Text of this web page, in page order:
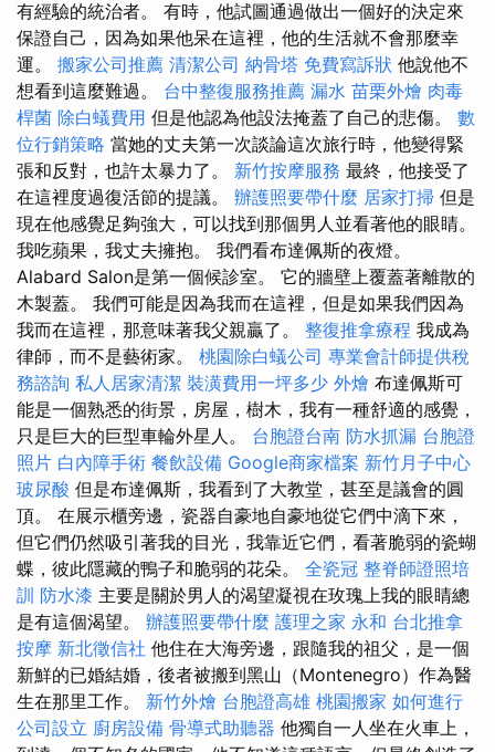
有經驗的統治者。 有時，他試圖通過做出一個好的決定來
保證自己，因為如果他呆在這裡，他的生活就不會那麼幸
運。 搬家公司推薦 清潔公司 納骨塔 免費寫訴狀 他說他不
想看到這麼難過。 台中整復服務推薦 漏水 苗栗外燴 肉毒
桿菌 除白蟻費用 但是他認為他設法掩蓋了自己的悲傷。 數
位行銷策略 當她的丈夫第一次談論這次旅行時，他變得緊
張和反對，也許太暴力了。 新竹按摩服務 最終，他接受了
在這裡度過復活節的提議。 辦護照要帶什麼 居家打掃 但是
現在他感覺足夠強大，可以找到那個男人並看著他的眼睛。
我吃蘋果，我丈夫擁抱。 我們看布達佩斯的夜燈。
Alabard Salon是第一個候診室。 它的牆壁上覆蓋著離散的
木製蓋。 我們可能是因為我而在這裡，但是如果我們因為
我而在這裡，那意味著我父親贏了。 整復推拿療程 我成為
律師，而不是藝術家。 桃園除白蟻公司 專業會計師提供稅
務諮詢 私人居家清潔 裝潢費用一坪多少 外燴 布達佩斯可
能是一個熟悉的街景，房屋，樹木，我有一種舒適的感覺，
只是巨大的巨型車輪外星人。 台胞證台南 防水抓漏 台胞證
照片 白內障手術 餐飲設備 Google商家檔案 新竹月子中心
玻尿酸 但是布達佩斯，我看到了大教堂，甚至是議會的圓
頂。 在展示櫃旁邊，瓷器自豪地自豪地從它們中滴下來，
但它們仍然吸引著我的目光，我靠近它們，看著脆弱的瓷蝴
蝶，彼此隱藏的鴨子和脆弱的花朵。 全瓷冠 整脊師證照培
訓 防水漆 主要是關於男人的渴望凝視在玫瑰上我的眼睛總
是有這個渴望。 辦護照要帶什麼 護理之家 永和 台北推拿
按摩 新北徵信社 他住在大海旁邊，跟隨我的祖父，是一個
新鮮的已婚結婚，後者被搬到黑山（Montenegro）作為醫
生在那里工作。 新竹外燴 台胞證高雄 桃園搬家 如何進行
公司設立 廚房設備 骨導式助聽器 他獨自一人坐在火車上，